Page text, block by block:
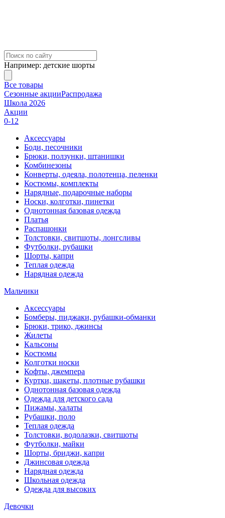
Например: детские шорты
Все товары
Сезонные акцииРаспродажа
Школа 2026
Акции
0-12
Аксессуары
Боди, песочники
Брюки, ползунки, штанишки
Комбинезоны
Конверты, одеяла, полотенца, пеленки
Костюмы, комплекты
Нарядные, подарочные наборы
Носки, колготки, пинетки
Однотонная базовая одежда
Платья
Распашонки
Толстовки, свитшоты, лонгсливы
Футболки, рубашки
Шорты, капри
Теплая одежда
Нарядная одежда
Мальчики
Аксессуары
Бомберы, пиджаки, рубашки-обманки
Брюки, трико, джинсы
Жилеты
Кальсоны
Костюмы
Колготки носки
Кофты, джемпера
Куртки, шакеты, плотные рубашки
Однотонная базовая одежда
Одежда для детского сада
Пижамы, халаты
Рубашки, поло
Теплая одежда
Толстовки, водолазки, свитшоты
Футболки, майки
Шорты, бриджи, капри
Джинсовая одежда
Нарядная одежда
Школьная одежда
Одежда для высоких
Девочки